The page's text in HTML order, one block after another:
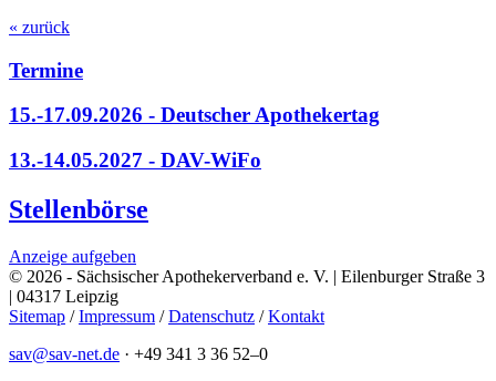
« zurück
Termine
15.-17.09.2026 - Deutscher Apothekertag
13.-14.05.2027 - DAV-WiFo
Stellenbörse
Anzeige aufgeben
© 2026 - Sächsischer Apothekerverband e. V. | Eilenburger Straße 3
| 04317 Leipzig
Sitemap /Impressum /Datenschutz /Kontakt
sav@sav-net.de · +49 341 3 36 52–0